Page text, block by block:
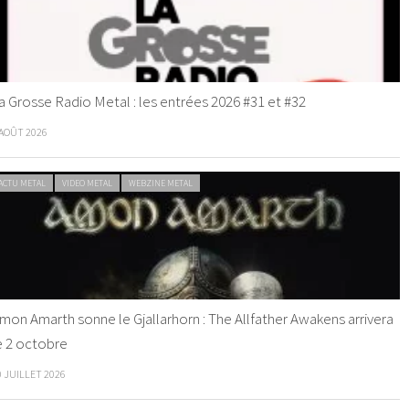
Grosse Radio Metal : les entrées 2026 #31 et #32
2026
METAL VIDEO METAL WEBZINE METAL
Amarth sonne le Gjallarhorn : The Allfather Awakens arrivera
2 octobre
JUILLET 2026